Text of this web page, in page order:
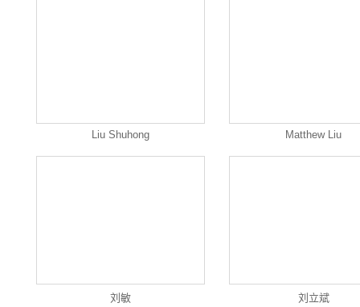
Liu Shuhong Matthew Liu
刘敏 刘立斌